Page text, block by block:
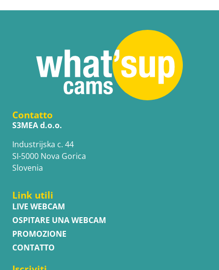
Contatto
S3MEA d.o.o.
Industrijska c. 44
SI-5000 Nova Gorica
Slovenia
Link utili
LIVE WEBCAM
OSPITARE UNA WEBCAM
PROMOZIONE
CONTATTO